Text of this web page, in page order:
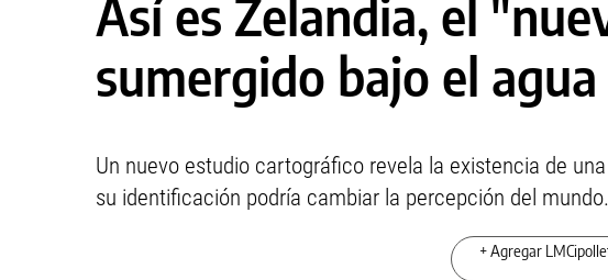
Así es Zelandia, el
sumergido bajo el agua
Un nuevo estudio cartográfico revela la existencia de
su identificación podría cambiar la percepción del mundo.
+ Agregar